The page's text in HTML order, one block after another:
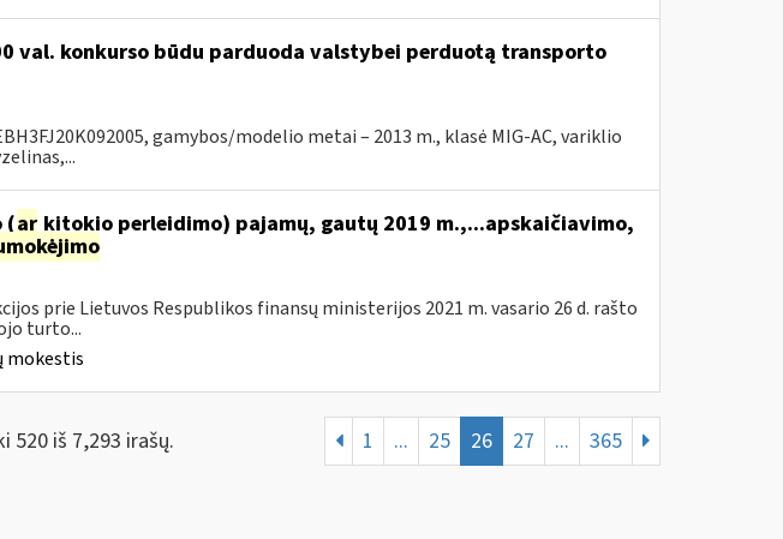
val. konkurso būdu parduoda valstybei perduotą transporto
gamybos/modelio metai – 2013 m., klasė MIG-AC, variklio
(arkitokio perleidimo) pajamų, gautų 2019 m.,...apskaičiavimo,
prie Lietuvos Respublikos finansų ministerijos 2021 m. vasario 26 d. rašto
turto...
mokestis
520 iš 7,293 irašų. 1 ... 25 26 27 ... 365